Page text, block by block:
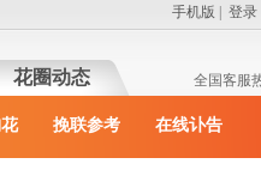
花圈动态
手机版 登录
全国客服
挽联参考 在线讣告